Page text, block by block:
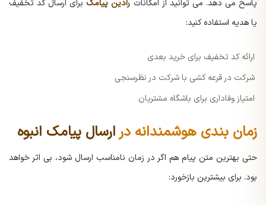
پاسخ می دهد. می توانید از امکانات رادین پیامک برای ارسال کد تخفیف
یا هدیه استفاده کنید:
ارائه کد تخفیف برای خرید بعدی
شرکت در قرعه کشی با شرکت در نظرسنجی
امتیاز وفاداری برای باشگاه مشتریان
زمان بندی هوشمندانه درارسال پیامک انبوه
حتی بهترین متن پیام هم اگر در زمان نامناسب ارسال شود، بی اثر خواهد
بود. برای بیشترین بازخورد: